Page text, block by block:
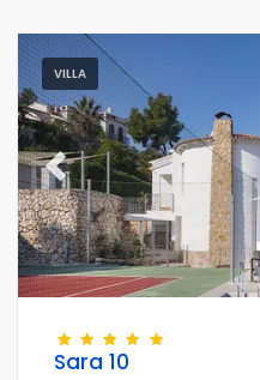
VILLA
Previous
Sara 10